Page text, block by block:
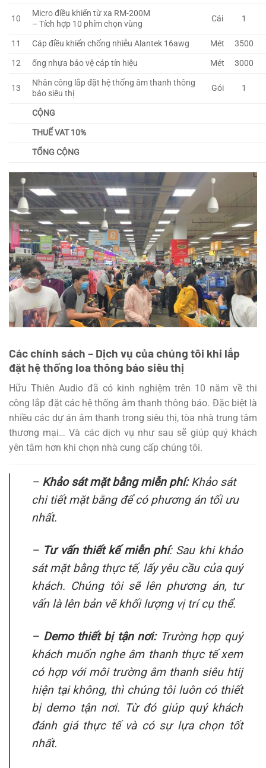
10
Micro điều khiển từ xa RM-200M
– Tích hợp 10 phím chọn vùng
Cái 1
11 Cáp điều khiển chống nhiễu Alantek 16awg Mét 3500
12
ống nhựa bảo vệ cáp tín hiệu Mét 3000
13
Nhân công lắp đặt hệ thống âm thanh thông
báo siêu thị
Gói 1
CỘNG
THUẾ VAT 10%
TỔNG CỘNG
Các chính sách – Dịch vụ của chúng tôi khi lắp
đặt hệ thống loa thông báo siêu thị
Hữu Thiên Audio đã có kinh nghiệm trên 10 năm về thi
công lắp đặt các hệ thống âm thanh thông báo. Đặc biệt là
nhiều các dự án âm thanh trong siêu thị, tòa nhà trung tâm
thương mại… Và các dịch vụ như sau sẽ giúp quý khách
yên tâm hơn khi chọn nhà cung cấp chúng tôi.
– Khảo sát mặt bằng miễn phí:Khảo sát
chi tiết mặt bằng để có phương án tối ưu
nhất.
– Tư vấn thiết kế miễn phí: Sau khi khảo
sát mặt bằng thực tế, lấy yêu cầu của quý
khách. Chúng tôi sẽ lên phương án, tư
vấn là lên bản vẽ khối lượng vị trí cụ thể.
– Demo thiết bị tận nơi:Trường hợp quý
khách muốn nghe âm thanh thực tế xem
có hợp với môi trường âm thanh siêu htij
hiện tại không, thì chúng tôi luôn có thiết
bị demo tận nơi. Từ đó giúp quý khách
đánh giá thực tế và có sự lựa chọn tốt
nhất.